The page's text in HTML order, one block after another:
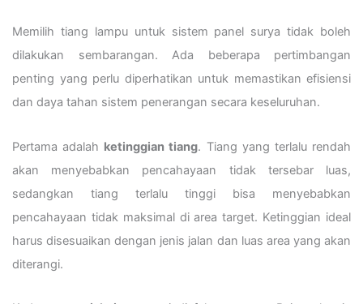
Memilih tiang lampu untuk sistem panel surya tidak boleh
dilakukan sembarangan. Ada beberapa pertimbangan
penting yang perlu diperhatikan untuk memastikan efisiensi
dan daya tahan sistem penerangan secara keseluruhan.
Pertama adalah ketinggian tiang. Tiang yang terlalu rendah
akan menyebabkan pencahayaan tidak tersebar luas,
sedangkan tiang terlalu tinggi bisa menyebabkan
pencahayaan tidak maksimal di area target. Ketinggian ideal
harus disesuaikan dengan jenis jalan dan luas area yang akan
diterangi.